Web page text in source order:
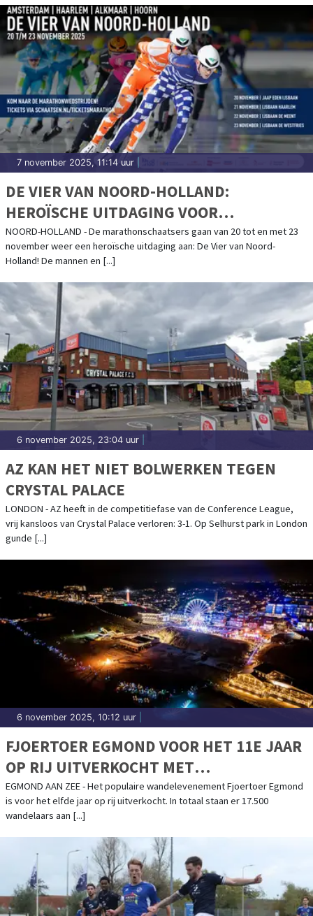
7 november 2025, 11:14 uur
DE VIER VAN NOORD-HOLLAND:
HEROÏSCHE UITDAGING VOOR
MARATHONSCHAATSERS
NOORD-HOLLAND - De marathonschaatsers gaan van 20 tot en met 23
november weer een heroïsche uitdaging aan: De Vier van Noord-
Holland! De mannen en [...]
6 november 2025, 23:04 uur
AZ KAN HET NIET BOLWERKEN TEGEN
CRYSTAL PALACE
LONDON - AZ heeft in de competitiefase van de Conference League,
vrij kansloos van Crystal Palace verloren: 3-1. Op Selhurst park in London
gunde [...]
6 november 2025, 10:12 uur
FJOERTOER EGMOND VOOR HET 11E JAAR
OP RIJ UITVERKOCHT MET
RECORDAANTAL WANDELAARS
EGMOND AAN ZEE - Het populaire wandelevenement Fjoertoer Egmond
is voor het elfde jaar op rij uitverkocht. In totaal staan er 17.500
wandelaars aan [...]